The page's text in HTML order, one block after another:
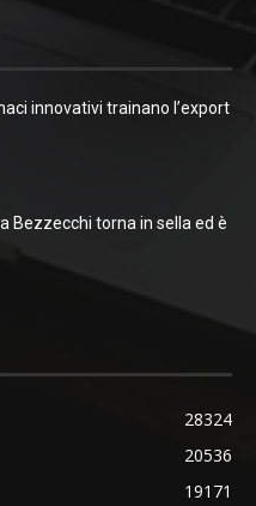
innovativi trainano l’export
Bezzecchi torna in sella ed è
28324
20536
19171